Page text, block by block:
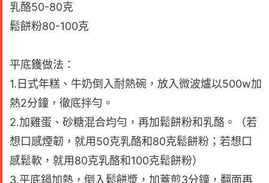
乳酪50-80克
鬆餅粉80-100克
平底鑊做法：
1.日式年糕、牛奶倒入耐熱碗，放入微波爐以500w加
熱2分鐘，徹底拌勻。
2.加雞蛋、砂糖混合均勻，再加鬆餅粉和乳酪。（若
想口感煙韌，就用50克乳酪和80克鬆餅粉；若想口
感鬆軟，就用80克乳酪和100克鬆餅粉）
3.平底鍋加熱，倒入鬆餅漿，加蓋煎3分鐘，翻面再